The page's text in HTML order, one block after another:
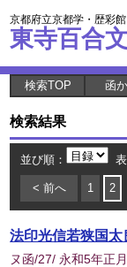
京都府立京都学・歴彩館
東寺百合
検索TOP 函
検索結果
並び順：
< 前へ 1 2
法印光信若狭国
ヌ函/27/ 永和5年正